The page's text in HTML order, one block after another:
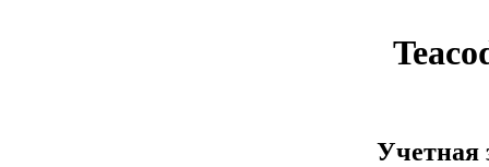
Учетная